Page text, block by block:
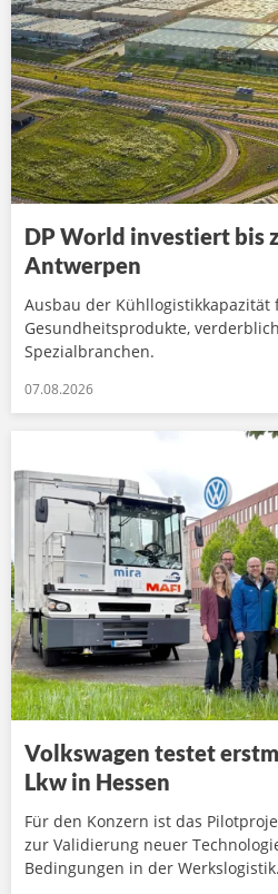
DP World investiert bis
Antwerpen
Ausbau der Kühllogistikkapazität
Gesundheitsprodukte,
Spezialbranchen.
07.08.2026
Volkswagen testet
Lkw in Hessen
Für den Konzern ist das
zur Validierung neuer
Bedingungen in der Werkslogistik.